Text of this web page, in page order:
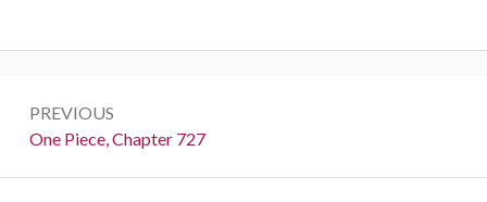
navigation
PREVIOUS
Previous:
One Piece, Chapter 727